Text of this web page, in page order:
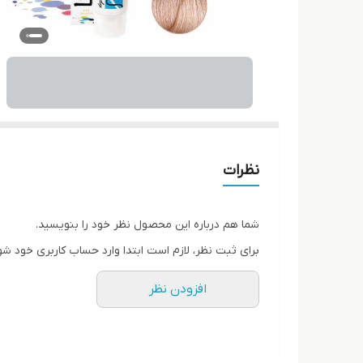
نظرات
شما هم درباره این محصول نظر خود را بنویسید.
برای ثبت نظر، لازم است ابتدا وارد حساب کاربری خود
افزودن نظر